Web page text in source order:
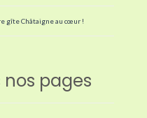
gîte Châtaigne au cœur !
pages